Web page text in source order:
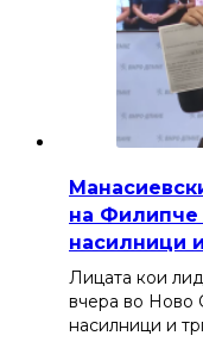
на Филипче
насилници
Лицата кои
вчера во Ново
насилници и